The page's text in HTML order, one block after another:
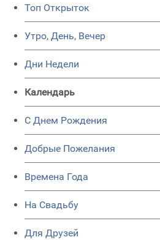
Топ Открыток
Утро, День, Вечер
Дни Недели
Календарь
C Днем Рождения
Добрые Пожелания
Времена Года
На Свадьбу
Для Друзей